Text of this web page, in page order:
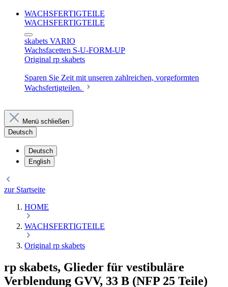
WACHSFERTIGTEILE
WACHSFERTIGTEILE
skabets VARIO
Wachsfacetten S-U-FORM-UP
Original rp skabets
Sparen Sie Zeit mit unseren zahlreichen, vorgeformten
Wachsfertigteilen.
Menü schließen
Deutsch
Deutsch
English
zur Startseite
HOME
WACHSFERTIGTEILE
Original rp skabets
rp skabets, Glieder für vestibuläre
Verblendung GVV, 33 B (NFP 25 Teile)